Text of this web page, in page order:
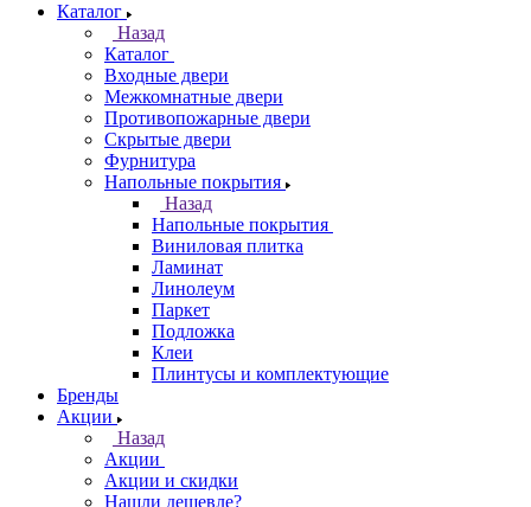
Каталог
Назад
Каталог
Входные двери
Межкомнатные двери
Противопожарные двери
Скрытые двери
Фурнитура
Напольные покрытия
Назад
Напольные покрытия
Виниловая плитка
Ламинат
Линолеум
Паркет
Подложка
Клеи
Плинтусы и комплектующие
Бренды
Акции
Назад
Акции
Акции и скидки
Нашли дешевле?